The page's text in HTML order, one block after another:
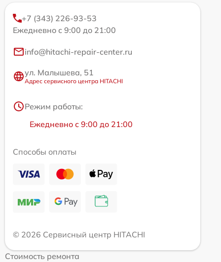
+7 (343) 226-93-53
Ежедневно с 9:00 до 21:00
info@hitachi-repair-center.ru
ул. Малышева, 51
Адрес сервисного центра HITACHI
Режим работы:
Ежедневно с 9:00 до 21:00
Способы оплаты
© 2026 Сервисный центр HITACHI
Стоимость ремонта